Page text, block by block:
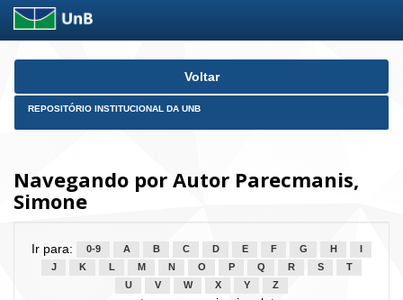
Skip
Voltar
REPOSITÓRIO INSTITUCIONAL DA UNB
Navegando por Autor Parecmanis,
Simone
Ir para: 0-9 A B C D E F G H
J
K L M N O P Q R S
T
U
V W X Y Z